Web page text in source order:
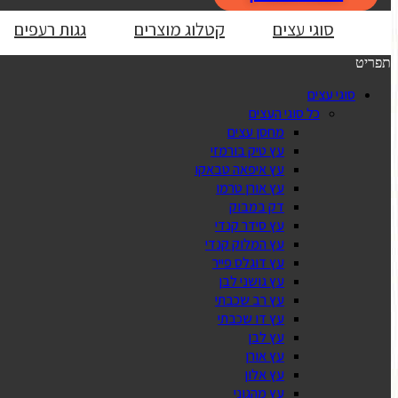
סוגי עצים קטלוג מוצרים גגות רעפים
תפריט
סוגי עצים
כל סוגי העצים
מחסן עצים
עץ טיק בורמזי
עץ איפאה טבאקו
עץ אורן טרמו
דק במבוק
עץ סידר קנדי
עץ המלוק קנדי
עץ דוגלס פייר
עץ גושני לבן
עץ רב שכבתי
עץ דו שכבתי
עץ לבן
עץ אורן
עץ אלון
עץ מהגוני